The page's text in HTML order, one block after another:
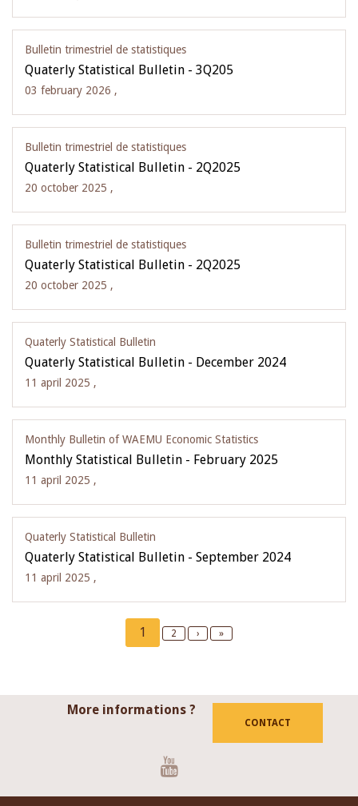
Bulletin trimestriel de statistiques
Quaterly Statistical Bulletin - 3Q205
03 february 2026 ,
Bulletin trimestriel de statistiques
Quaterly Statistical Bulletin - 2Q2025
20 october 2025 ,
Bulletin trimestriel de statistiques
Quaterly Statistical Bulletin - 2Q2025
20 october 2025 ,
Quaterly Statistical Bulletin
Quaterly Statistical Bulletin - December 2024
11 april 2025 ,
Monthly Bulletin of WAEMU Economic Statistics
Monthly Statistical Bulletin - February 2025
11 april 2025 ,
Quaterly Statistical Bulletin
Quaterly Statistical Bulletin - September 2024
11 april 2025 ,
Current
page
1 Page
2
Next
›
Last
»
More informations ?
CONTACT